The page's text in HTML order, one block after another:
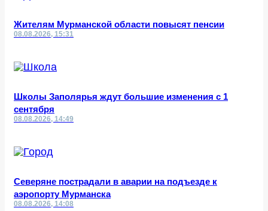
Жителям Мурманской области повысят пенсии
08.08.2026, 15:31
Школы Заполярья ждут большие изменения с 1
сентября
08.08.2026, 14:49
Северяне пострадали в аварии на подъезде к
аэропорту Мурманска
08.08.2026, 14:08